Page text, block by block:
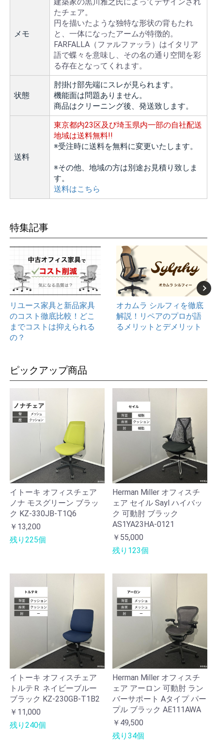
メモ
たチェア。
円を描いたような独特な形状の背もたれ
と、一体になったアームが特徴的。
FARFALLA（ファルファッラ）はイタリア
語で蝶々を意味し、その名の通り空間を彩
る存在となってくれます。
状態
肘掛け部先端にスレが見られます。
機能面は問題ありません。
商品はクリーニング後、発送致します。
送料
東京都内23区及び埼玉県内一部の自社配送
地域は送料無料!!
※受注時に送料を無料に変更いたします。
※その他、地域の方は別途お見積り致しま
す。
送料はこちら
特集記事
リユース家具と新品家具
のコスト徹底比較！どこ
までコストは抑えられる
の？
オカムラ シルフィを徹底
解説！リペアのプロが語
るメリットとデメリット
ピックアップ商品
イトーキ オフィスチェア
ノナ モスグリーン ブラッ
ク KZ-330JB-T1Q6
￥13,200
残り225個
Herman Miller オフィスチ
ェア セイル Sayl ハイバッ
ク 可動肘 ブラック
AS1YA23HA-0121
￥55,000
残り123個
イトーキ オフィスチェア
トルテＲ ネイビーブルー
ブラック KZ-230GB-T1B2
￥11,000
残り240個
Herman Miller オフィスチ
ェア アーロン 可動肘 ラン
バーサポート Aタイプ パー
プル ブラック AE111AWA
￥49,500
残り34個